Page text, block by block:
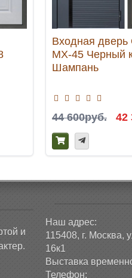
Входная дверь
МХ-45 Черный
Шампань
44 600руб. 42
и
Наш адрес:
115408, г. Москва,
16к1
Выставка
Телефон: